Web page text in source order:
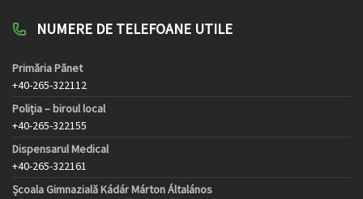
NUMERE DE TELEFOANE UTILE
Primăria Pănet
+40-265-322112
Poliția – biroul local
+40-265-322155
Dispensarul Medical
+40-265-322161
Școala Gimnazială Kádár Márton Általános